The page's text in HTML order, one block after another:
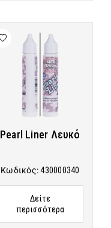
Pearl Liner Λευκό
Κωδικός:430000340
Δείτε
περισσότερα